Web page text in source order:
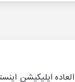
اپلیکیشن